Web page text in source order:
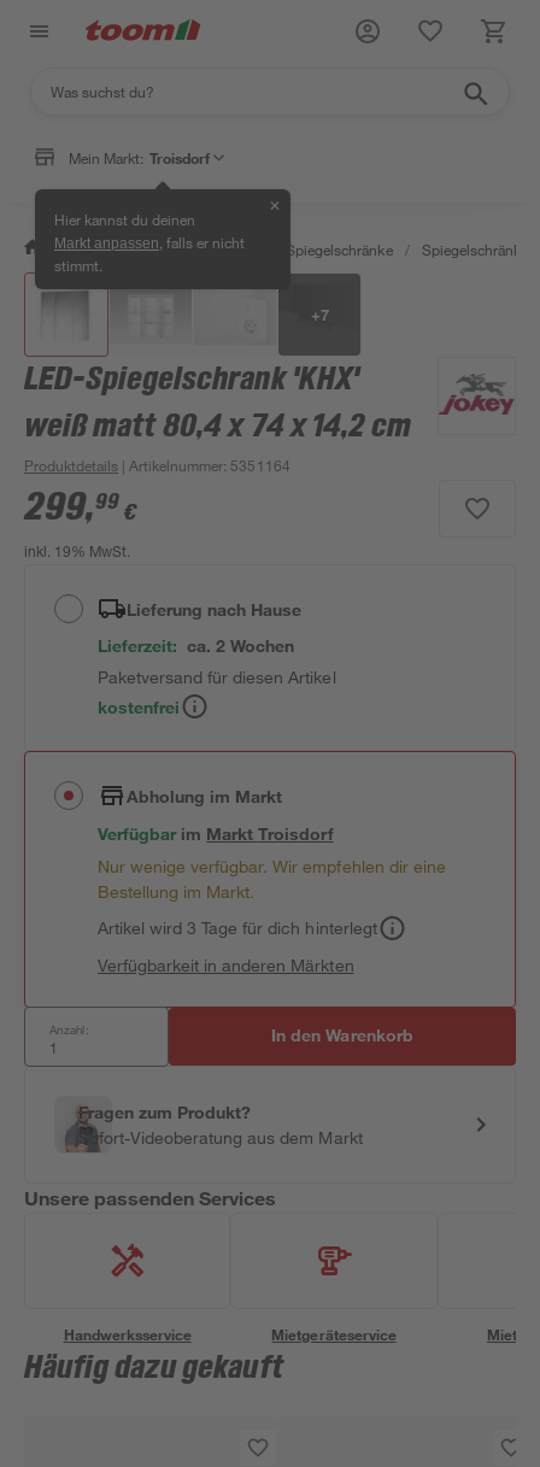
Mein Markt: Troisdorf
Hier kannst du deinen
Markt anpassen , falls er nicht
stimmt.
✕
/ Bad & Sanitär / Badmöbel Spiegelschränke / Spiegelschränke
+7
LED-Spiegelschrank 'KHX'
weiß matt 80,4 x 74 x 14,2 cm
Produktdetails | Artikelnummer: 5351164
299,99 €
inkl. 19% MwSt.
Lieferung nach Hause
Lieferzeit: ca. 2 Wochen
Paketversand für diesen Artikel
kostenfrei
Abholung im Markt
Verfügbar im MarktTroisdorf
Nur wenige verfügbar. Wir empfehlen dir eine
Bestellung im Markt.
Artikel wird 3 Tage für dich hinterlegt
Verfügbarkeit in anderen Märkten
Anzahl: In den Warenkorb
Fragen zum Produkt?
Sofort-Videoberatung aus dem Markt
Unsere passenden Services
Handwerksservice Mietgeräteservice
Häufig dazu gekauft